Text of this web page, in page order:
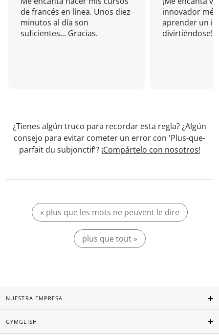
de francés en línea. Unos diez
minutos al día son
suficientes... Gracias.
innovador
aprender un
divirtiéndose!
¿Tienes algún truco para recordar esta regla? ¿Algún
consejo para evitar cometer un error con 'Plus-que-
parfait du subjonctif'? ¡Compártelo con nosotros!
« plus que les mots ne peuvent le dire
plus que tout »
NUESTRA EMPRESA
GYMGLISH